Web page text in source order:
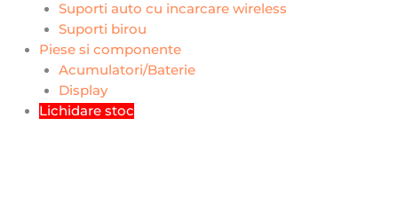
Suporti auto cu incarcare wireless
Suporti birou
Piese si componente
Acumulatori/Baterie
Display
Lichidare stoc